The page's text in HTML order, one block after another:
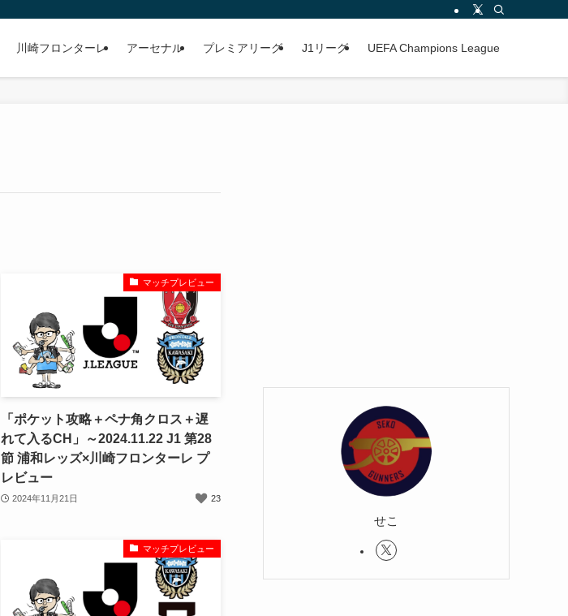
川崎フロンターレ アーセナル プレミアリーグ J1リーグ UEFA Champions League
マッチプレビュー
「ポケット攻略＋ペナ角クロス＋遅
れて入るCH」～2024.11.22 J1 第28
節 浦和レッズ×川崎フロンターレ プ
レビュー
2024年11月21日 23
マッチプレビュー
せこ